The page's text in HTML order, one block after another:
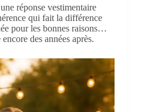
réponse vestimentaire
qui fait la différence
pour les bonnes raisons…
des années après.